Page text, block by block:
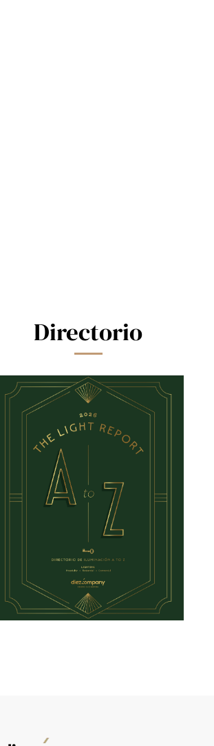
Directorio